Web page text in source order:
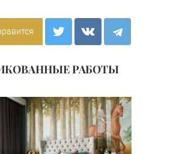
РАБОТЫ